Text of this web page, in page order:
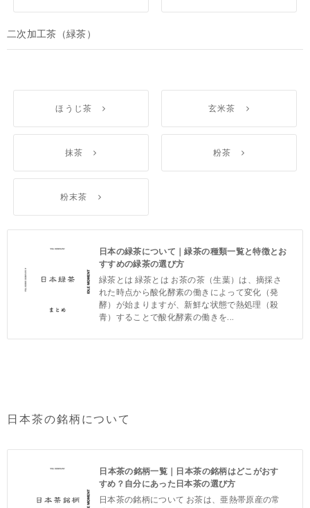
二次加工茶（緑茶）
ほうじ茶 玄米茶
抹茶 粉茶
粉末茶
日本の緑茶について｜緑茶の種類一覧と特徴とお
すすめの緑茶の選び方
緑茶とは 緑茶とは お茶の茶（生葉）は、摘採さ
れた時点から酸化酵素の働きによって変化（発
酵）が始まりますが、新鮮な状態で熱処理（殺
青）することで酸化酵素の働きを...
日本茶の銘柄について
日本茶の銘柄一覧｜日本茶の銘柄はどこがおす
すめ？自分にあった日本茶の選び方
日本茶の銘柄について お茶は、亜熱帯原産の常